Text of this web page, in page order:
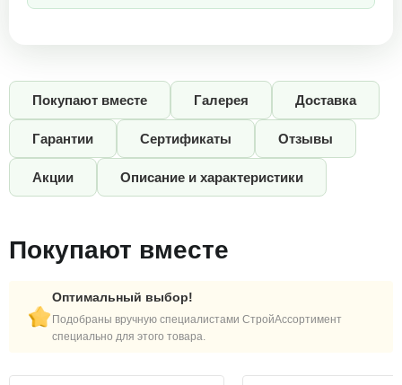
Покупают вместе Галерея Доставка
Гарантии Сертификаты Отзывы
Акции Описание и характеристики
Покупают вместе
Оптимальный выбор!
Подобраны вручную специалистами СтройАссортимент
специально для этого товара.